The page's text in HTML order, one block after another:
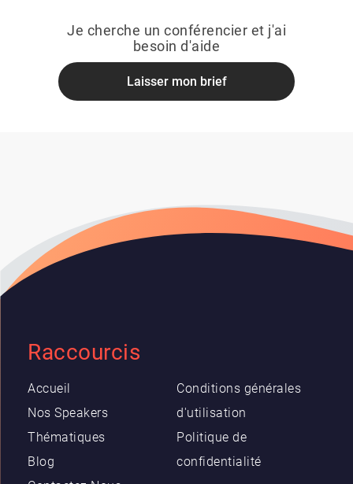
Je cherche un conférencier et j'ai
besoin d'aide
Laisser mon brief
Raccourcis
Accueil
Nos Speakers
Thématiques
Blog
Conditions générales
d'utilisation
Politique de
confidentialité